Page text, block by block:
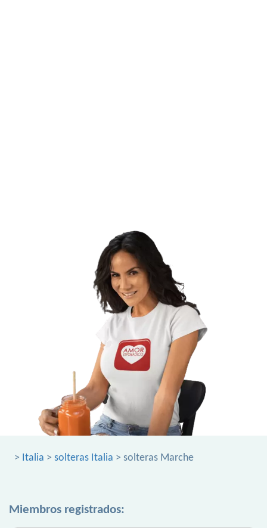
> Italia > solteras Italia > solteras Marche
Miembros registrados: